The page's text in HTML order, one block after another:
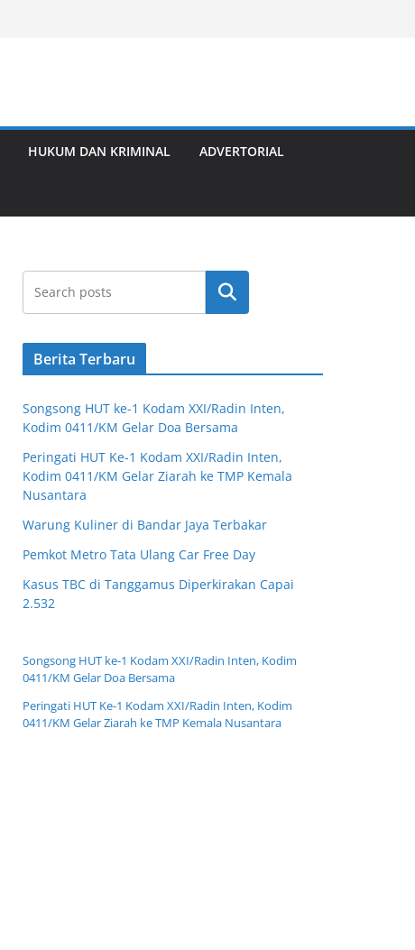
HUKUM DAN KRIMINAL ADVERTORIAL
Cari
Berita Terbaru
Songsong HUT ke-1 Kodam XXI/Radin Inten,
Kodim 0411/KM Gelar Doa Bersama
Peringati HUT Ke-1 Kodam XXI/Radin Inten,
Kodim 0411/KM Gelar Ziarah ke TMP Kemala
Nusantara
Warung Kuliner di Bandar Jaya Terbakar
Pemkot Metro Tata Ulang Car Free Day
Kasus TBC di Tanggamus Diperkirakan Capai
2.532
Songsong HUT ke-1 Kodam XXI/Radin Inten, Kodim
0411/KM Gelar Doa Bersama
Peringati HUT Ke-1 Kodam XXI/Radin Inten, Kodim
0411/KM Gelar Ziarah ke TMP Kemala Nusantara